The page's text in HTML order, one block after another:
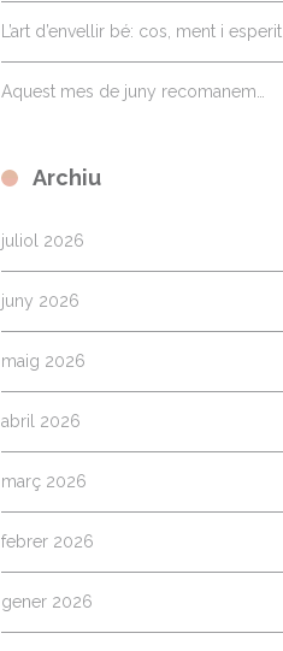
L’art d’envellir bé: cos, ment i esperit
Aquest mes de juny recomanem…
Archiu
juliol 2026
juny 2026
maig 2026
abril 2026
març 2026
febrer 2026
gener 2026